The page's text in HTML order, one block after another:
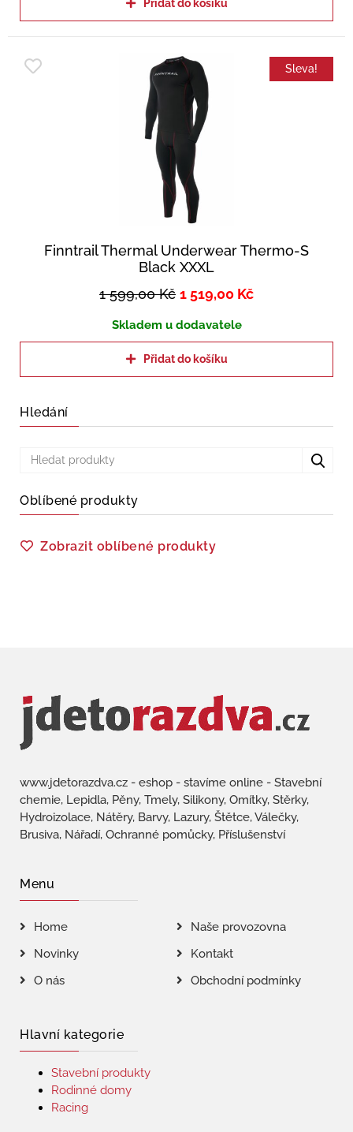
Přidat do košíku
Sleva!
Finntrail Thermal Underwear Thermo-S
Black XXXL
1 599,00Kč 1 519,00 Kč
Skladem u dodavatele
Přidat do košíku
Hledání
Oblíbené produkty
Zobrazit oblíbené produkty
www.jdetorazdva.cz - eshop - stavíme online - Stavební
chemie, Lepidla, Pěny, Tmely, Silikony, Omítky, Stěrky,
Hydroizolace, Nátěry, Barvy, Lazury, Štětce, Válečky,
Brusiva, Nářadí, Ochranné pomůcky, Příslušenství
Menu
Home
Naše provozovna
Novinky
Kontakt
O nás
Obchodní podmínky
Hlavní kategorie
Stavební produkty
Rodinné domy
Racing